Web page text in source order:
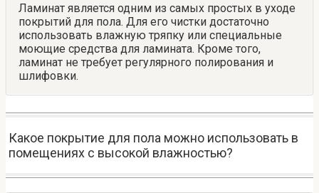
Ламинат является одним из самых простых в уходе
покрытий для пола. Для его чистки достаточно
использовать влажную тряпку или специальные
моющие средства для ламината. Кроме того,
ламинат не требует регулярного полирования и
шлифовки.
Какое покрытие для пола можно использовать в
помещениях с высокой влажностью?